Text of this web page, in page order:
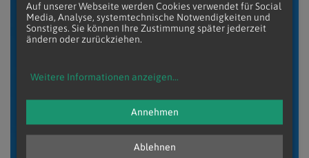
Auf unserer Webseite werden Cookies verwendet für Social
Media, Analyse, systemtechnische Notwendigkeiten und
Sonstiges. Sie können Ihre Zustimmung später jederzeit
ändern oder zurückziehen.
Weitere Informationen anzeigen...
Ablehnen
Annehmen